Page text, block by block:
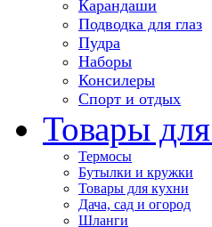
Карандаши
Подводка для глаз
Пудра
Наборы
Консилеры
Спорт и отдых
Товары
Термосы
Бутылки и кружки
Товары для кухни
Дача, сад и огород
Шланги